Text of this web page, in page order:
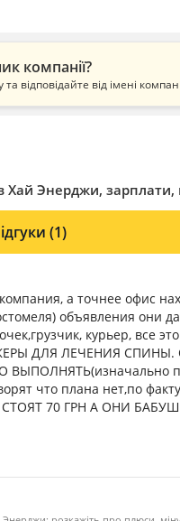
компанії?
та відповідайте від імені
Хай Энерджи, зарплати,
(1)
а точнее офис
объявления они
курьер,
ДЛЯ ЛЕЧЕНИЯ
что плана нет,по
70 ГРН А ОНИ